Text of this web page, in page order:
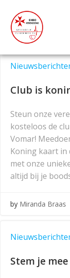
Club is
Steun onze
kosteloos de
Vomar!
Koning kaart in
met onze
altijd bij je
by Miranda Braas
Stem je